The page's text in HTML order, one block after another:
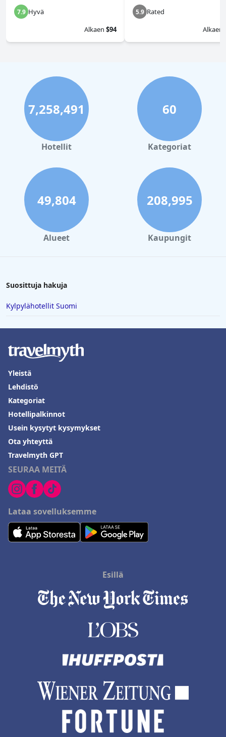
7.9 Hyvä
Alkaen $94
5.9 Rated
Alkaen
7,258,491
Hotellit
60
Kategoriat
49,804
Alueet
208,995
Kaupungit
Suosittuja hakuja
Kylpylähotellit Suomi
SEURAA MEITÄ
Lataa sovelluksemme
Yleistä
Lehdistö
Kategoriat
Hotellipalkinnot
Usein kysytyt kysymykset
Ota yhteyttä
Travelmyth GPT
Esillä